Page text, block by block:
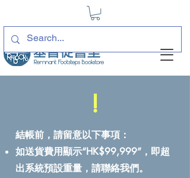
!
結帳前，請留意以下事項：
如送貨費用顯示“HK$99,999”，即超
出系統預設重量，請聯絡我們。